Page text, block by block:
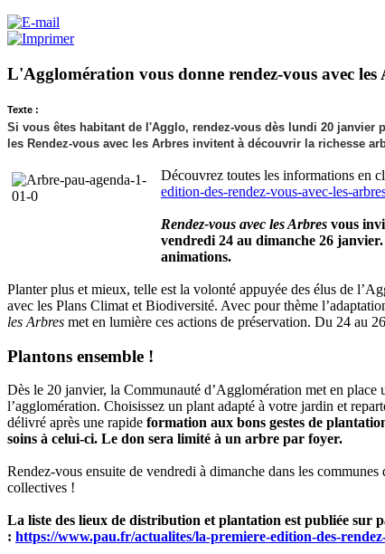
L'Agglomération vous donne rendez-vous avec les
Texte :
Si vous êtes habitant de l'Agglo, rendez-vous dès lundi 20 janvier
les Rendez-vous avec les Arbres invitent à découvrir la richesse
Découvrez toutes les informations en
edition-des-rendez-vous-avec-les-
Rendez-vous avec les Arbres vous
vendredi 24 au dimanche 26
animations.
Planter plus et mieux, telle est la volonté appuyée des élus de
avec les Plans Climat et Biodiversité. Avec pour thème
les Arbres met en lumière ces actions de préservation. Du 24 au
Plantons ensemble !
Dès le 20 janvier, la Communauté d’Agglomération met en place
l’agglomération. Choisissez un plant adapté à votre jardin et
délivré après une rapide formation aux bons gestes de
soins à celui-ci. Le don sera limité à un arbre par foyer.
Rendez-vous ensuite de vendredi à dimanche dans les
collectives !
La liste des lieux de distribution et plantation est publiée sur
: https://www.pau.fr/actualites/la-premiere-edition-des-